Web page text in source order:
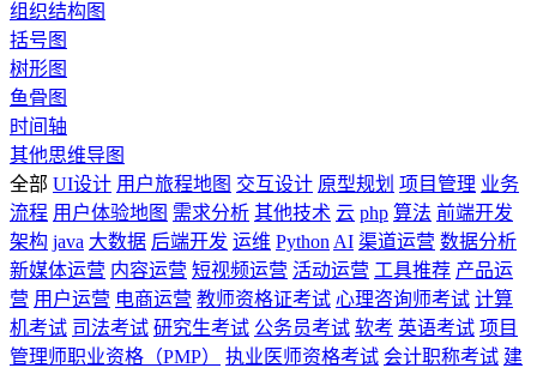
组织结构图
括号图
树形图
鱼骨图
时间轴
其他思维导图
全部 UI设计 用户旅程地图 交互设计 原型规划 项目管理 业务
流程 用户体验地图 需求分析 其他技术 云 php 算法 前端开发
架构 java 大数据 后端开发 运维 Python AI 渠道运营 数据分析
新媒体运营 内容运营 短视频运营 活动运营 工具推荐 产品运
营 用户运营 电商运营 教师资格证考试 心理咨询师考试 计算
机考试 司法考试 研究生考试 公务员考试 软考 英语考试 项目
管理师职业资格（PMP）
执业医师资格考试 会计职称考试 建